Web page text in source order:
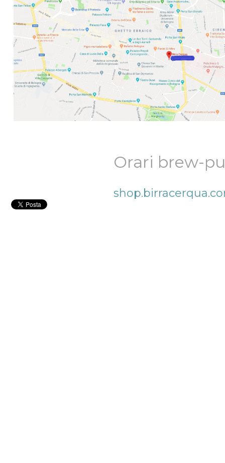
Orari brew-